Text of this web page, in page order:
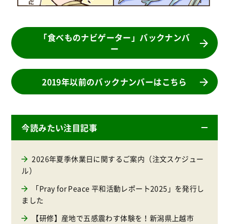
「食べものナビゲーター」バックナンバ
ー
2019年以前のバックナンバーはこちら
今読みたい注目記事
2026年夏季休業日に関するご案内（注文スケジュー
ル）
「Pray for Peace 平和活動レポート2025」を発行し
ました
【研修】産地で五感震わす体験を！新潟県上越市